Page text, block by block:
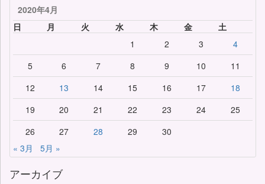
2020年4月
日
月 火 水 木 金
土
1
2 3
4
5
6 7 8 9 10
11
12
13 14 15 16 17
18
19
20 21 22 23 24
25
26
27 28 29
30
« 3月
5月 »
アーカイブ